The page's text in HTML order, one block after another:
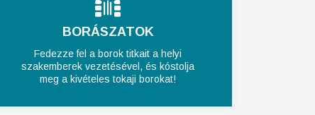
BORÁSZATOK
Fedezze fel a borok titkait a helyi
szakemberek vezetésével, és kóstolja
meg a kivételes tokaji borokat!